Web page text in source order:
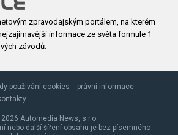
zpravodajským portálem, na kterém
informace ze světa formule 1
závodů.
použivání cookies
právní informace
Automedia News, s.r.o.
nebo další šíření obsahu je bez písemného